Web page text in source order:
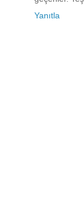
Yanıtla